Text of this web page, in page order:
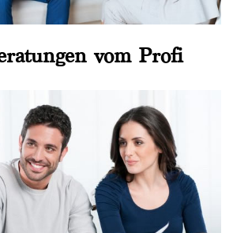
vom Profi